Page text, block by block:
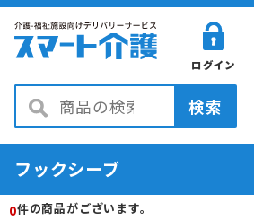
ログイン
検索
フックシーブ
0件の商品がございます。